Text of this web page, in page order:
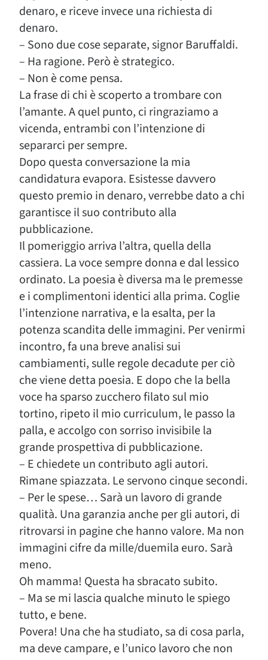
denaro, e riceve invece una richiesta di
denaro.
– Sono due cose separate, signor Baruffaldi.
– Ha ragione. Però è strategico.
– Non è come pensa.
La frase di chi è scoperto a trombare con
l’amante. A quel punto, ci ringraziamo a
vicenda, entrambi con l’intenzione di
separarci per sempre.
Dopo questa conversazione la mia
candidatura evapora. Esistesse davvero
questo premio in denaro, verrebbe dato a chi
garantisce il suo contributo alla
pubblicazione.
Il pomeriggio arriva l’altra, quella della
cassiera. La voce sempre donna e dal lessico
ordinato. La poesia è diversa ma le premesse
e i complimentoni identici alla prima. Coglie
l’intenzione narrativa, e la esalta, per la
potenza scandita delle immagini. Per venirmi
incontro, fa una breve analisi sui
cambiamenti, sulle regole decadute per ciò
che viene detta poesia. E dopo che la bella
voce ha sparso zucchero filato sul mio
tortino, ripeto il mio curriculum, le passo la
palla, e accolgo con sorriso invisibile la
grande prospettiva di pubblicazione.
– E chiedete un contributo agli autori.
Rimane spiazzata. Le servono cinque secondi.
– Per le spese… Sarà un lavoro di grande
qualità. Una garanzia anche per gli autori, di
ritrovarsi in pagine che hanno valore. Ma non
immagini cifre da mille/duemila euro. Sarà
meno.
Oh mamma! Questa ha sbracato subito.
– Ma se mi lascia qualche minuto le spiego
tutto, e bene.
Povera! Una che ha studiato, sa di cosa parla,
ma deve campare, e l’unico lavoro che non